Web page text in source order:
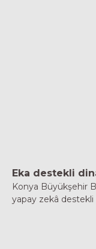
Eka destekli
Konya Büyükşehir
yapay zekâ destekli